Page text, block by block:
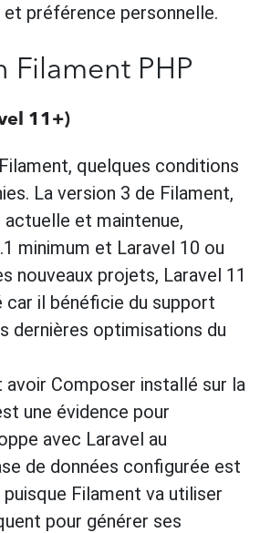
et préférence personnelle.
Filament PHP
11+)
quelques conditions
La version 3 de Filament,
et maintenue,
minimum et Laravel 10 ou
nouveaux projets, Laravel 11
il bénéficie du support
dernières optimisations du
Composer installé sur la
une évidence pour
avec Laravel au
de données configurée est
puisque Filament va utiliser
pour générer ses